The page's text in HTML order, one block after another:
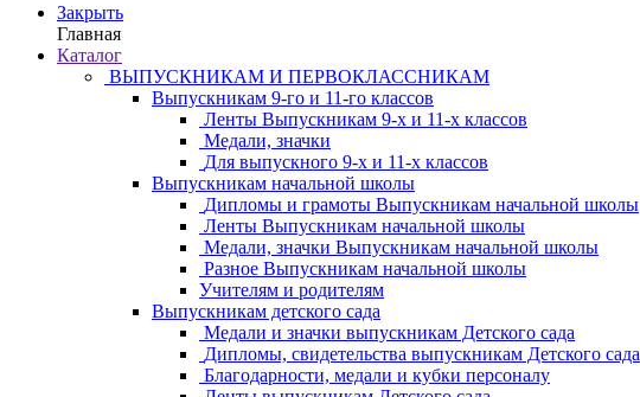
Закрыть
Главная
Каталог
ВЫПУСКНИКАМ И ПЕРВОКЛАССНИКАМ
Выпускникам 9-го и 11-го классов
Ленты Выпускникам 9-х и 11-х классов
Медали, значки
Для выпускного 9-х и 11-х классов
Выпускникам начальной школы
Дипломы и грамоты Выпускникам начальной школы
Ленты Выпускникам начальной школы
Медали, значки Выпускникам начальной школы
Разное Выпускникам начальной школы
Учителям и родителям
Выпускникам детского сада
Медали и значки выпускникам Детского сада
Дипломы, свидетельства выпускникам Детского сада
Благодарности, медали и кубки персоналу